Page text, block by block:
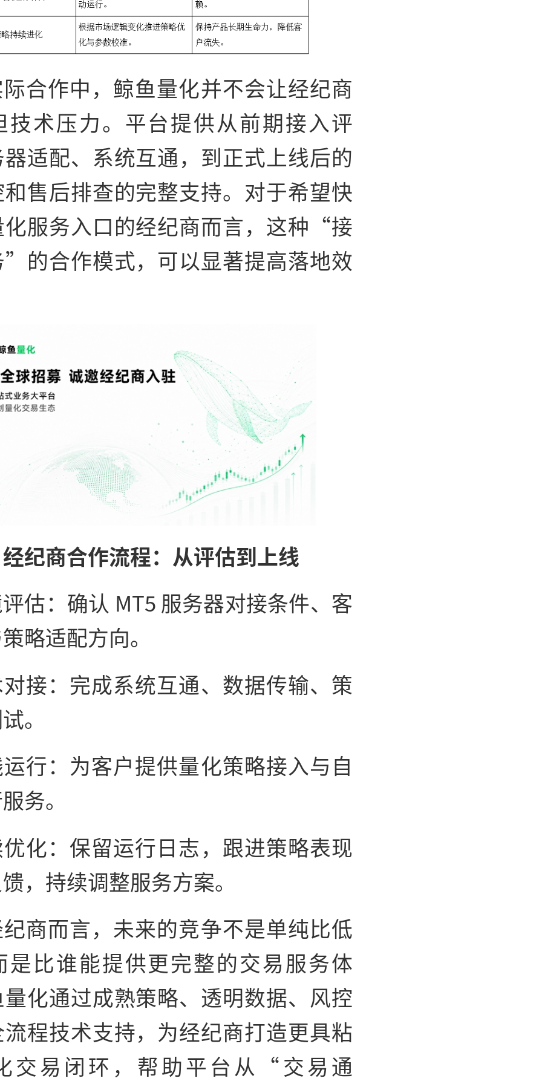
合作中，鲸鱼量化并不会让经纪商
技术压力。平台提供从前期接入评
适配、系统互通，到正式上线后的
售后排查的完整支持。对于希望快
服务入口的经纪商而言，这种“接
的合作模式，可以显著提高落地效
纪商合作流程：从评估到上线
估：确认 MT5 服务器对接条件、客
略适配方向。
接：完成系统互通、数据传输、策
。
行：为客户提供量化策略接入与自
务。
化：保留运行日志，跟进策略表现
，持续调整服务方案。
商而言，未来的竞争不是单纯比低
是比谁能提供更完整的交易服务体
化通过成熟策略、透明数据、风控
程技术支持，为经纪商打造更具粘
交易闭环，帮助平台从“交易通